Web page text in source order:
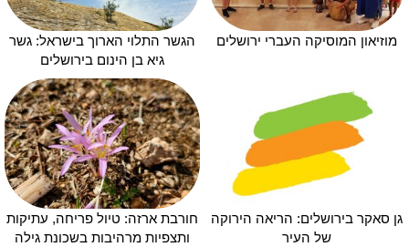
מוזיאון המוסיקה העברי ירושלים
הגשר התלוי הארוך בישראל: גשר
גיא בן הינום בירושלים
גן סאקר בירושלים: הריאה הירוקה
של העיר
חורבת ארזה: טיול פריחה, עתיקות
ותצפיות מרהיבות בשכונת גילה